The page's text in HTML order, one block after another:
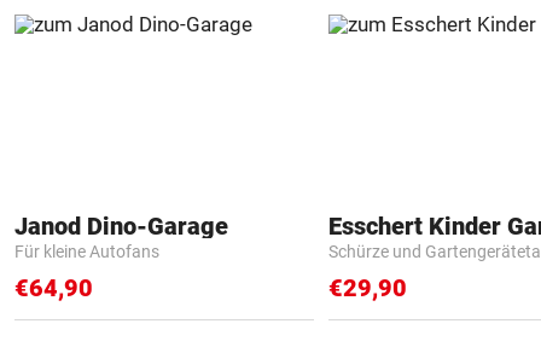
Janod Dino-Garage
Für kleine Autofans
€64,90
Schürze und
€29,90